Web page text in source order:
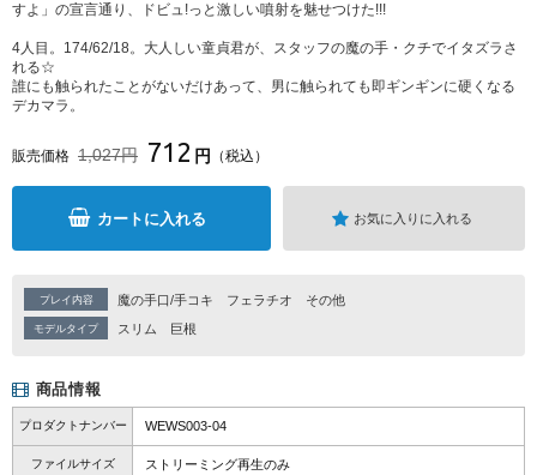
すよ」の宣言通り、ドビュ!っと激しい噴射を魅せつけた!!!
4人目。174/62/18。大人しい童貞君が、スタッフの魔の手・クチでイタズラさ
れる☆
誰にも触られたことがないだけあって、男に触られても即ギンギンに硬くなる
デカマラ。
販売価格 1,027円 712 円 （税込）
カートに入れる お気に入りに入れる
プレイ内容 魔の手口/手コキ フェラチオ その他
モデルタイプ スリム 巨根
商品情報
プロダクトナンバー WEWS003-04
ファイルサイズ ストリーミング再生のみ